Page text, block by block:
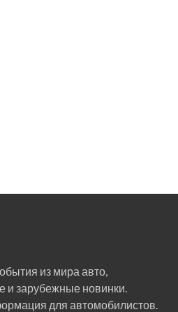
из мира авто,
и зарубежные новинки.
для автомобилистов.